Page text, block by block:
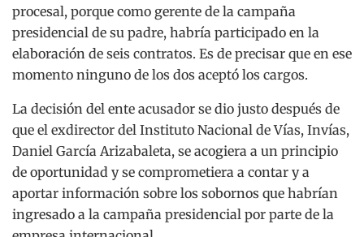
procesal, porque como gerente de la campaña
presidencial de su padre, habría participado en la
elaboración de seis contratos. Es de precisar que en ese
momento ninguno de los dos aceptó los cargos.
La decisión del ente acusador se dio justo después de
que el exdirector del Instituto Nacional de Vías, Invías,
Daniel García Arizabaleta, se acogiera a un principio
de oportunidad y se comprometiera a contar y a
aportar información sobre los sobornos que habrían
ingresado a la campaña presidencial por parte de la